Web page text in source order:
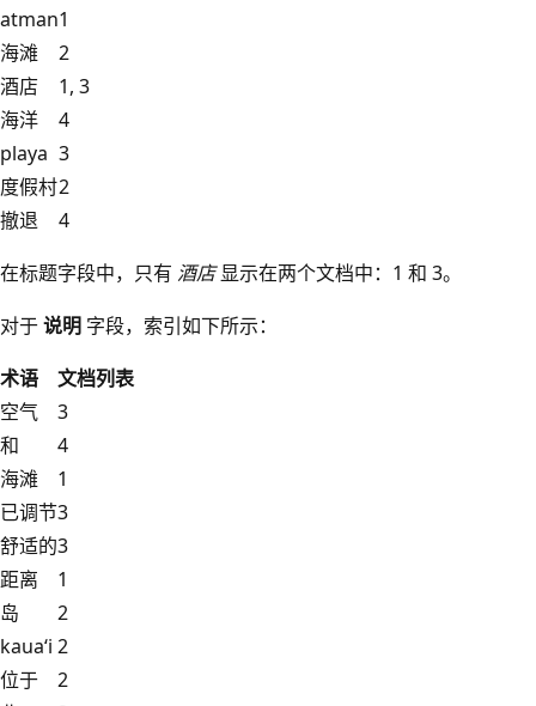
atman1
海滩
2
酒店
1, 3
海洋
4
playa 3
度假村2
撤退
4
在标题字段中，只有 酒店显示在两个文档中：1 和 3。
对于说明 字段，索引如下所示：
术语
文档列表
空气
3
和
4
海滩
1
已调节3
舒适的3
距离
1
岛
2
kauaʻi 2
位于
2